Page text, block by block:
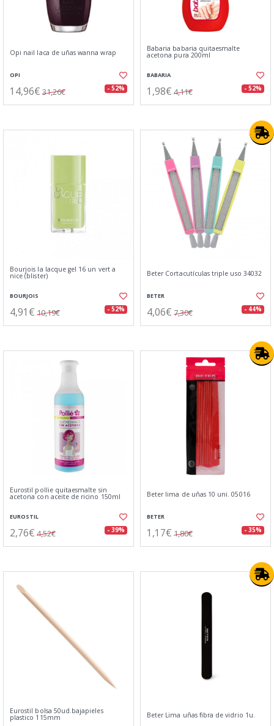
Opi nail laca de uñas wanna wrap
OPI
14,96€ 31,26€ - 52%
Babaria babaria quitaesmalte
acetona pura 200ml
BABARIA
1,98€ 4,11€ - 52%
Bourjois la lacque gel 16 un vert a
nice (blister)
BOURJOIS
4,91€ 10,19€ - 52%
Beter Cortacutículas triple uso 34032
BETER
4,06€ 7,30€ - 44%
Eurostil pollie quitaesmalte sin
acetona con aceite de ricino 150ml
EUROSTIL
2,76€ 4,52€ - 39%
Beter lima de uñas 10 uni. 05016
BETER
1,17€ 1,80€ - 35%
Eurostil bolsa 50ud.bajapieles
plastico 115mm Beter Lima uñas fibra de vidrio 1u.